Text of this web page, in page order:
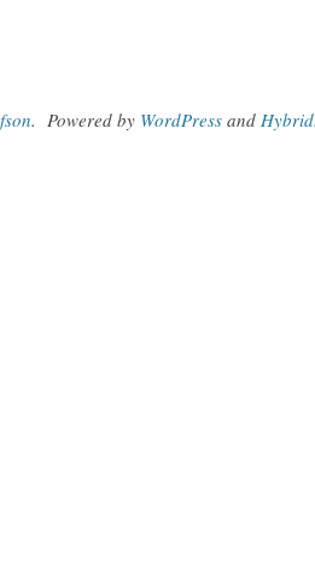
. Powered by WordPress and Hybrid